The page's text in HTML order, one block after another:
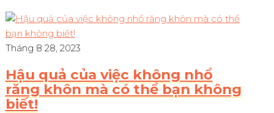
Tháng 8 28, 2023
Hậu quả của việc không nhổ
răng khôn mà có thể bạn không
biết!